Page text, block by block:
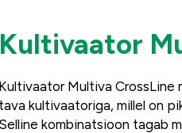
Kultivaator
Kultivaator Multiva CrossLine
tava kultivaatoriga, millel on
Selline kombinatsioon tagab